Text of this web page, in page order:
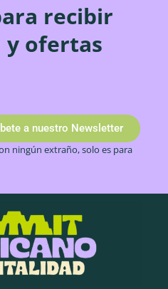
recibir
ofertas
a nuestro Newsletter
ningún extraño, solo es para